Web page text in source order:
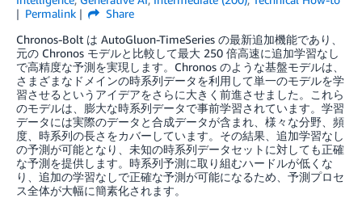
Permalink
Share
Chronos-Bolt は AutoGluon-TimeSeries の最新追加機能であり、
元の Chronos モデルと比較して最大 250 倍高速に追加学習なし
で高精度な予測を実現します。Chronos のような基盤モデルは、
さまざまなドメインの時系列データを利用して単一のモデルを学
習させるというアイデアをさらに大きく前進させました。これら
のモデルは、膨大な時系列データで事前学習されています。学習
データには実際のデータと合成データが含まれ、様々な分野、頻
度、時系列の長さをカバーしています。その結果、追加学習なし
の予測が可能となり、未知の時系列データセットに対しても正確
な予測を提供します。時系列予測に取り組むハードルが低くな
り、追加の学習なしで正確な予測が可能になるため、予測プロセ
ス全体が大幅に簡素化されます。